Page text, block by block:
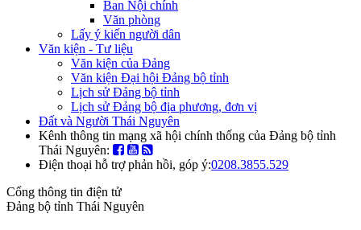
Ban Nội chính
Văn phòng
Lấy ý kiến người dân
Văn kiện - Tư liệu
Văn kiện của Đảng
Văn kiện Đại hội Đảng bộ tỉnh
Lịch sử Đảng bộ tỉnh
Lịch sử Đảng bộ địa phương, đơn vị
Đất và Người Thái Nguyên
Kênh thông tin mạng xã hội chính thống của Đảng bộ tỉnh
Thái Nguyên:
Điện thoại hỗ trợ phản hồi, góp ý:0208.3855.529
Cổng thông tin điện tử
Đảng bộ tỉnh Thái Nguyên